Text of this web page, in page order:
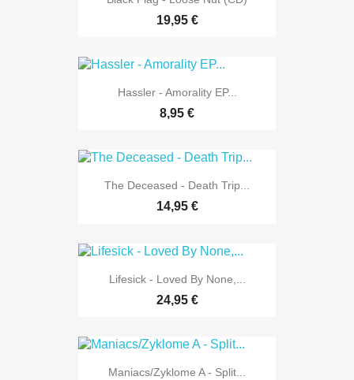
19,95 €
Hassler - Amorality EP...
8,95 €
The Deceased - Death Trip...
14,95 €
Lifesick - Loved By None,...
24,95 €
Maniacs/Zyklome A - Split...